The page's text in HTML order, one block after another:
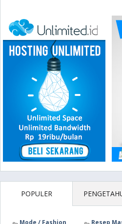
POPULER
Mode / Fashion
Resep